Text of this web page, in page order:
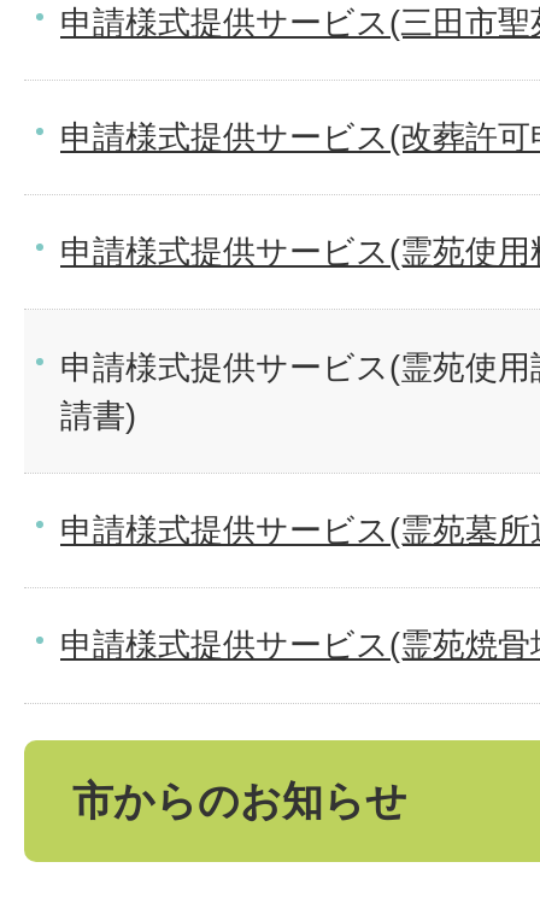
申請様式提供サービス(三田市
申請様式提供サービス(改葬許可
申請様式提供サービス(霊苑使
申請様式提供サービス(霊苑使
請書)
申請様式提供サービス(霊苑墓所
申請様式提供サービス(霊苑焼骨
市からのお知らせ